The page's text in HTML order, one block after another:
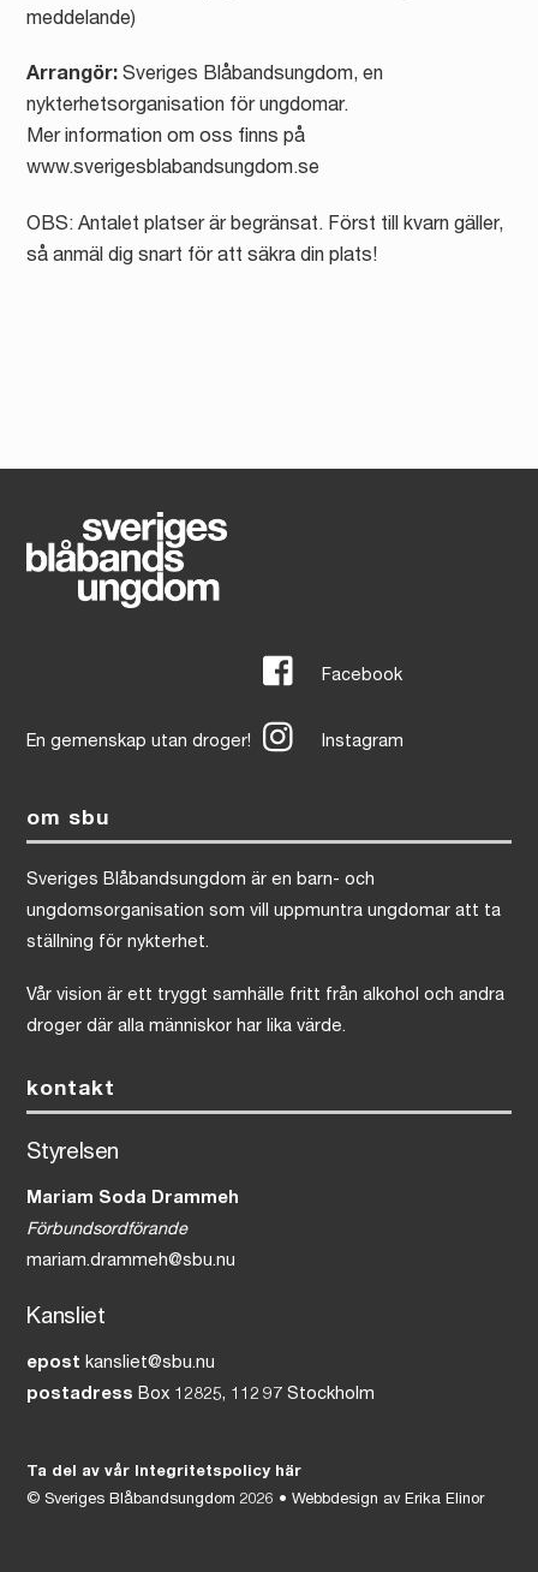
meddelande)
Arrangör: Sveriges Blåbandsungdom, en
nykterhetsorganisation för ungdomar.
Mer information om oss finns på
www.sverigesblabandsungdom.se
OBS: Antalet platser är begränsat. Först till kvarn gäller,
så anmäl dig snart för att säkra din plats!
En gemenskap utan droger!
Facebook
Instagram
om sbu
Sveriges Blåbandsungdom är en barn- och
ungdomsorganisation som vill uppmuntra ungdomar att ta
ställning för nykterhet.
Vår vision är ett tryggt samhälle fritt från alkohol och andra
droger där alla människor har lika värde.
kontakt
Styrelsen
Mariam Soda Drammeh
Förbundsordförande
mariam.drammeh@sbu.nu
Kansliet
epostkansliet@sbu.nu
postadress Box 12825, 112 97 Stockholm
Ta del av vår Integritetspolicy här
©Sveriges Blåbandsungdom 2026 • Webbdesign avErika Elinor